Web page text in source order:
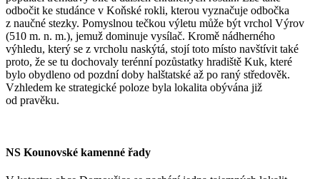
odbočit ke studánce v Koňské rokli, kterou vyznačuje odbočka
z naučné stezky. Pomyslnou tečkou výletu může být vrchol Výrov
(510 m. n. m.), jemuž dominuje vysílač. Kromě nádherného
výhledu, který se z vrcholu naskýtá, stojí toto místo navštívit také
proto, že se tu dochovaly terénní pozůstatky hradiště Kuk, které
bylo obydleno od pozdní doby halštatské až po raný středověk.
Vzhledem ke strategické poloze byla lokalita obývána již
od pravěku.
NS Kounovské kamenné řady